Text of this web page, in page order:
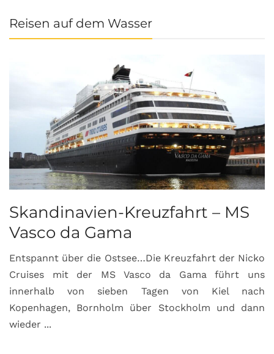
Reisen auf dem Wasser
Skandinavien-Kreuzfahrt – MS
Vasco da Gama
Entspannt über die Ostsee…Die Kreuzfahrt der Nicko
Cruises mit der MS Vasco da Gama führt uns
innerhalb von sieben Tagen von Kiel nach
Kopenhagen, Bornholm über Stockholm und dann
wieder ...